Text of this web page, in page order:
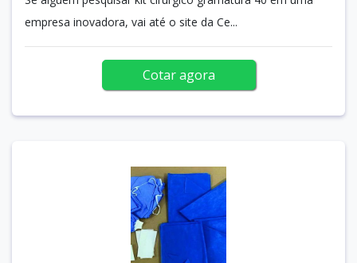
empresa inovadora, vai até o site da Ce...
Cotar agora